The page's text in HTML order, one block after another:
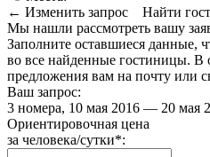
← Изменить запрос
Найти
Мы нашли рассмотреть вашу
Заполните оставшиеся данные,
во все найденные гостиницы.
предложения вам на почту или
Ваш запрос:
3 номера, 10 мая 2016 — 20 мая
Ориентировочная цена
за человека/сутки*: